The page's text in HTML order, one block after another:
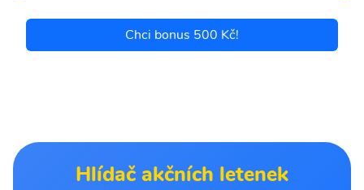
Chci bonus 500 Kč!
Hlídač akčních letenek